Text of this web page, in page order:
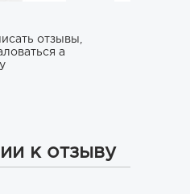
отзывы,
а
к отзыву